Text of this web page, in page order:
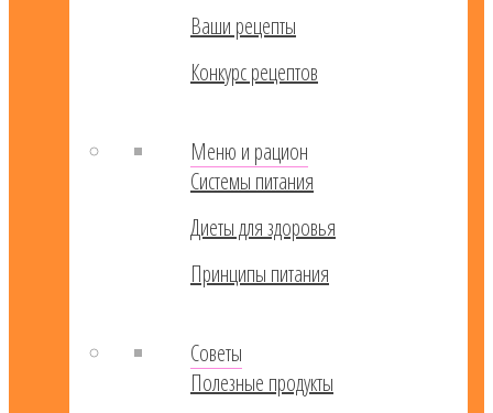
Ваши рецепты
Конкурс рецептов
Меню и рацион
Системы питания
Диеты для здоровья
Принципы питания
Советы
Полезные продукты